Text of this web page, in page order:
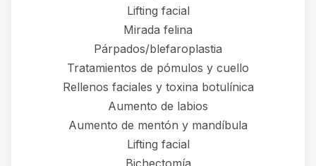
Lifting facial
Mirada felina
Párpados/blefaroplastia
Tratamientos de pómulos y cuello
Rellenos faciales y toxina botulínica
Aumento de labios
Aumento de mentón y mandíbula
Lifting facial